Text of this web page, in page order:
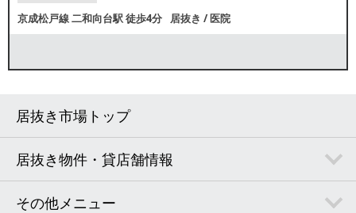
京成松戸線二和向台駅徒歩4分 居抜き /医院
居抜き市場トップ
居抜き物件・貸店舗情報
その他メニュー